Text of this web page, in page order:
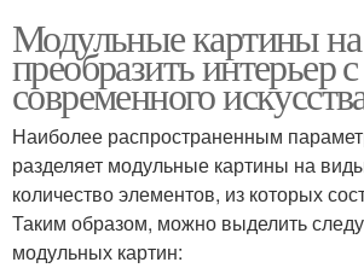
Модульные картины на
преобразить
современного
Наиболее распространенным
разделяет модульные картины на
количество элементов, из которых
Таким образом, можно выделить
модульных картин: